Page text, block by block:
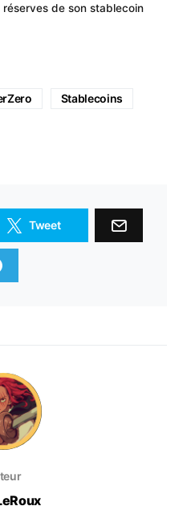
de son stablecoin
Stablecoins
Tweet